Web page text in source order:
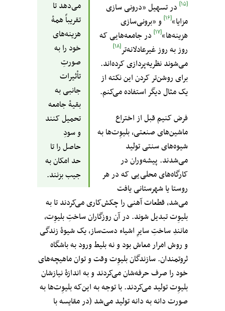
می‌دهد تا
تقریباً همهٔ
هزینه‌های
خود را به
صورتِ
تأثیرات
جانبی به
بقیهٔ جامعه
تحمیل کنند
و سودِ
حاصل را تا
حد امکان به
جیب بزنند.
[۱۵] در تسهیل «درونی سازی
مزایا»[۱۶] و «برونی‌سازی
هزینه‌ها»[۱۷] در جامعه‌هایی که
روز به روز غیرعادلانه‌تر[۱۸]
می‌شوند نظریه‌پردازی کرده‌اند.
برای روشن‌تر کردن این نکته از
یک مثال دیگر استفاده می‌کنم.
فرض کنیم قبل از اختراع
ماشین‌های صنعتی، بلیوِت‌‌ها به
شیوه‌های سنتی تولید
می‌شدند. پیشه‌وران در
کارگاه‌های محلی‌یی که در هر
روستا یا شهرستانی یافت
می‌شد، قطعات آهنی را چکش‌کاری می‌کردند تا به
بلیوِت‌ تبدیل شوند. در آن روزگاران ساختِ بلیوِت‌،
مانندِ ساختِ سایرِ اشیاء دست‌ساز، یک شیوهٔ زندگی
و روش امرار معاش بود و نه بلیط ورود به باشگاه
ثروتمندان. سازندگان بلیوِت‌ وقت و توان ماهیچه‌های
خود را صرف حرفه‌شان می‌کردند و به اندازهٔ نیازشان
بلیوِت‌ تولید می‌کردند. با توجه به این‌که بلیوِت‌‌ها به
صورت دانه به دانه تولید می‌شد (در مقایسه با